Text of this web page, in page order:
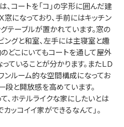
コートを「コ」の字形に囲んだ建
になっており、手前にはキッチン
テーブルが置かれています。窓の
ングと和室、左手には主寝室と趣
どこにいてもコートを通して屋外
ていることが分かります。またＬＤ
ンルーム的な空間構成になってお
段と開放感を高めています。
、ホテルライクな家にしたいとは
ッコイイ家ができるなんて」。